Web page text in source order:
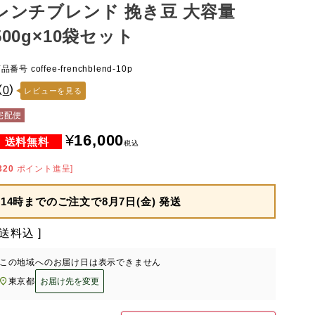
ンチブレンド 挽き豆 大容量
袋セット
番号 coffee-frenchblend-10p
0） レビューを見る
配便
¥16,000税込
ポイント進呈]
14時までのご注文で8月7日(金) 発送
料込
の地域へのお届け日は表示できません
東京都
お届け先を変更